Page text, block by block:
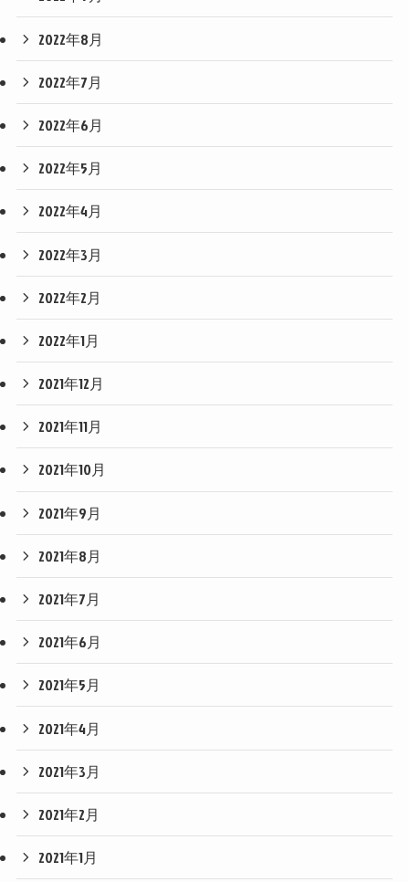
2022年8月
2022年7月
2022年6月
2022年5月
2022年4月
2022年3月
2022年2月
2022年1月
2021年12月
2021年11月
2021年10月
2021年9月
2021年8月
2021年7月
2021年6月
2021年5月
2021年4月
2021年3月
2021年2月
2021年1月